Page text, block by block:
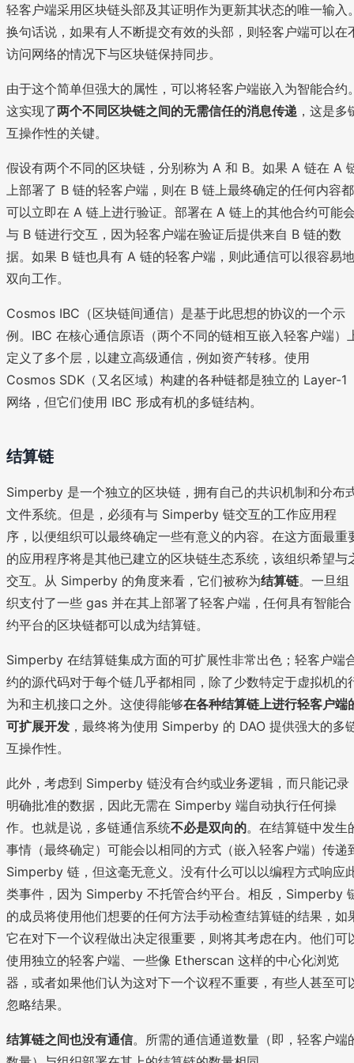
轻客户端采用区块链头部及其证明作为更新其状态的唯一输入
换句话说，如果有人不断提交有效的头部，则轻客户端可以在
访问网络的情况下与区块链保持同步。
由于这个简单但强大的属性，可以将轻客户端嵌入为智能合约
这实现了两个不同区块链之间的无需信任的消息传递 ，这是多
互操作性的关键。
假设有两个不同的区块链，分别称为 A 和 B。如果 A 链在 A
上部署了 B 链的轻客户端，则在 B 链上最终确定的任何内容都
可以立即在 A 链上进行验证。部署在 A 链上的其他合约可能
与 B 链进行交互，因为轻客户端在验证后提供来自 B 链的数
据。如果 B 链也具有 A 链的轻客户端，则此通信可以很容易地
双向工作。
Cosmos IBC（区块链间通信）是基于此思想的协议的一个示
例。IBC 在核心通信原语（两个不同的链相互嵌入轻客户端）
定义了多个层，以建立高级通信，例如资产转移。使用
Cosmos SDK（又名区域）构建的各种链都是独立的 Layer-1
网络，但它们使用 IBC 形成有机的多链结构。
结算链
Simperby 是一个独立的区块链，拥有自己的共识机制和分布
文件系统。但是，必须有与 Simperby 链交互的工作应用程
序，以便组织可以最终确定一些有意义的内容。在这方面最重
的应用程序将是其他已建立的区块链生态系统，该组织希望与
交互。从 Simperby 的角度来看，它们被称为结算链。一旦组
织支付了一些 gas 并在其上部署了轻客户端，任何具有智能合
约平台的区块链都可以成为结算链。
Simperby 在结算链集成方面的可扩展性非常出色；轻客户端
约的源代码对于每个链几乎都相同，除了少数特定于虚拟机的
为和主机接口之外。这使得能够在各种结算链上进行轻客户端
可扩展开发 ，最终将为使用 Simperby 的 DAO 提供强大的多
互操作性。
此外，考虑到 Simperby 链没有合约或业务逻辑，而只能记录
明确批准的数据，因此无需在 Simperby 端自动执行任何操
作。也就是说，多链通信系统不必是双向的。在结算链中发生
事情（最终确定）可能会以相同的方式（嵌入轻客户端）传递
Simperby 链，但这毫无意义。没有什么可以以编程方式响应
类事件，因为 Simperby 不托管合约平台。相反，Simperby
的成员将使用他们想要的任何方法手动检查结算链的结果，如
它在对下一个议程做出决定很重要，则将其考虑在内。他们可
使用独立的轻客户端、一些像 Etherscan 这样的中心化浏览
器，或者如果他们认为这对下一个议程不重要，有些人甚至可
忽略结果。
结算链之间也没有通信。所需的通信通道数量（即，轻客户端